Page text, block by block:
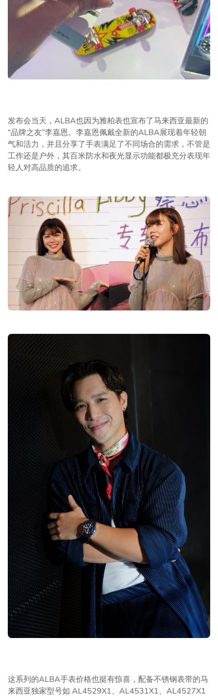
发布会当天，ALBA也因为雅柏表也宣布了马来西亚最新的
“品牌之友”李嘉恩。李嘉恩佩戴全新的ALBA展现着年轻朝
气和活力，并且分享了手表满足了不同场合的需求，不管是
工作还是户外，其百米防水和夜光显示功能都极充分表现年
轻人对高品质的追求。
这系列的ALBA手表价格也挺有惊喜，配备不锈钢表带的马
来西亚独家型号如 AL4529X1、AL4531X1、AL4527X1